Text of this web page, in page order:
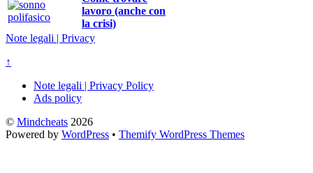
lavoro (anche con
la crisi)
Note legali | Privacy
↑
Note legali | Privacy Policy
Ads policy
© Mindcheats 2026
Powered by WordPress • Themify WordPress Themes